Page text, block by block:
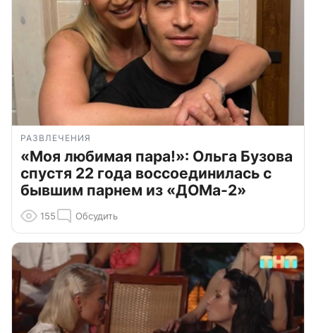
РАЗВЛЕЧЕНИЯ
«Моя любимая пара!»: Ольга Бузова
спустя 22 года воссоединилась с
бывшим парнем из «ДОМа-2»
155 Обсудить